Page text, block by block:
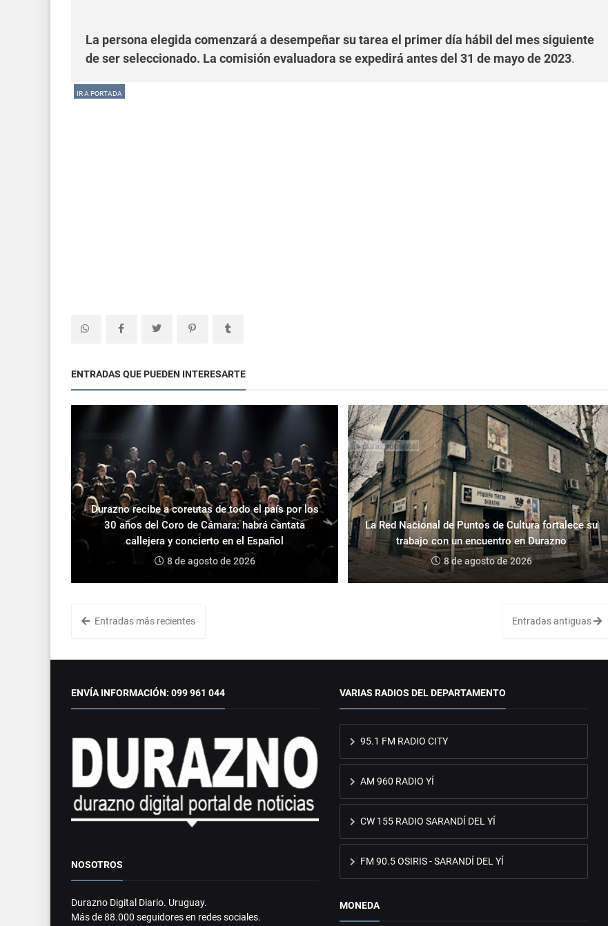
La persona elegida comenzará a desempeñar su tarea el primer día hábil del mes siguiente
de ser seleccionado. La comisión evaluadora se expedirá antes del 31 de mayo de 2023.
IR A PORTADA
ENTRADAS QUE PUEDEN INTERESARTE
Durazno recibe a coreutas de todo el país por los
30 años del Coro de Cámara: habrá cantata
callejera y concierto en el Español
8 de agosto de 2026
La Red Nacional de Puntos de Cultura fortalece su
trabajo con un encuentro en Durazno
8 de agosto de 2026
Entradas más recientes Entradas antiguas
ENVÍA INFORMACIÓN: 099 961 044
NOSOTROS
Durazno Digital Diario. Uruguay.
Más de 88.000 seguidores en redes sociales.
VARIAS RADIOS DEL DEPARTAMENTO
95.1 FM RADIO CITY
AM 960 RADIO YÍ
CW 155 RADIO SARANDÍ DEL YÍ
FM 90.5 OSIRIS - SARANDÍ DEL YÍ
MONEDA